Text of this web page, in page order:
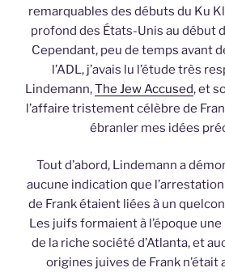
remarquables des débuts du Ku
profond des États-Unis au début
Cependant, peu de temps avant
l’ADL, j’avais lu l’étude très
Lindemann,The Jew Accused, et
l’affaire tristement célèbre de
ébranler mes idées
Tout d’abord, Lindemann a
aucune indication que
de Frank étaient liées à un
Les juifs formaient à l’époque
de la riche société d’Atlanta, et
origines juives de Frank n’était